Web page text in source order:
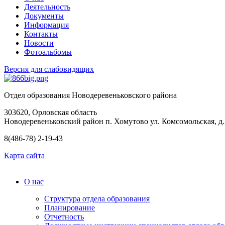
Деятельность
Документы
Информация
Контакты
Новости
Фотоальбомы
Версия для слабовидящих
Отдел образования Новодеревеньковского района
303620, Орловская область
Новодеревеньковский район п. Хомутово ул. Комсомольская,
8(486-78) 2-19-43
Карта сайта
О нас
Структура отдела образования
Планирование
Отчетность